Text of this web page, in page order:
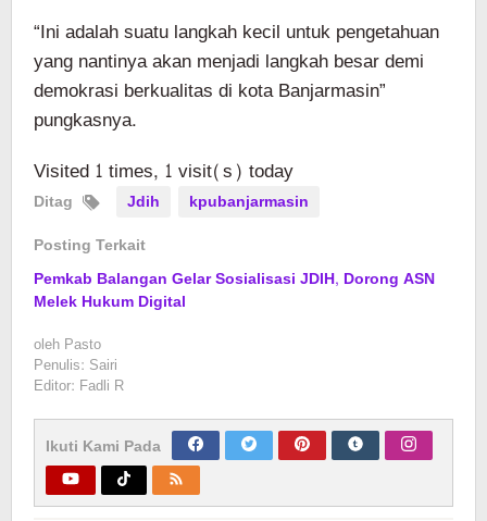
“Ini adalah suatu langkah kecil untuk pengetahuan
yang nantinya akan menjadi langkah besar demi
demokrasi berkualitas di kota Banjarmasin”
pungkasnya.
Visited 1 times, 1 visit(s) today
Ditag Jdih
kpubanjarmasin
Posting Terkait
Pemkab Balangan Gelar Sosialisasi JDIH, Dorong ASN
Melek Hukum Digital
oleh Pasto
Penulis: Sairi
Editor: Fadli R
Ikuti Kami Pada